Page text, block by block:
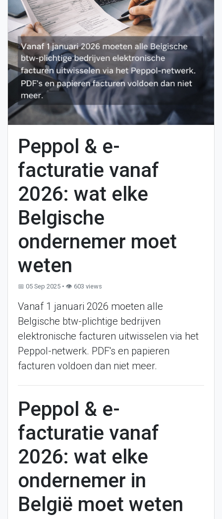
Peppol & e-
facturatie vanaf
2026: wat elke
Belgische
ondernemer moet
weten
📅 05 Sep 2025 • 👁️ 603 views
Vanaf 1 januari 2026 moeten alle
Belgische btw-plichtige bedrijven
elektronische facturen uitwisselen via het
Peppol-netwerk. PDF's en papieren
facturen voldoen dan niet meer.
Peppol & e-
facturatie vanaf
2026: wat elke
ondernemer in
België moet weten